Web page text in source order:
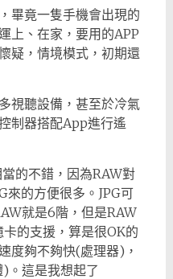
畢竟一隻手機會出現的
上、在家，要用的APP
疑，情境模式，初期還
視聽設備，甚至於冷氣
制器搭配App進行遙
的不錯，因為RAW對
來的方便很多。JPG可
就是6階，但是RAW
的支援，算是很OK的
度夠不夠快(處理器)，
。這是我想起了